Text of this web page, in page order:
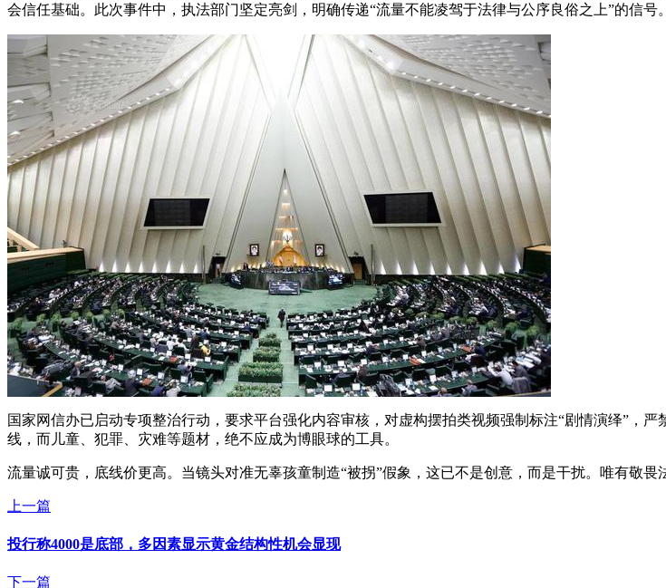
会信任基础。此次事件中，执法部门坚定亮剑，明确传递“流量不能凌驾于法律与公序良俗之上”的信号。
国家网信办已启动专项整治行动，要求平台强化内容审核，对虚构摆拍类视频强制标注“剧情演绎”
线，而儿童、犯罪、灾难等题材，绝不应成为博眼球的工具。
流量诚可贵，底线价更高。当镜头对准无辜孩童制造“被拐”假象，这已不是创意，而是干扰。唯有敬
上一篇
投行称4000是底部，多因素显示黄金结构性机会显现
下一篇